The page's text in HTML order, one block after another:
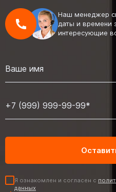
Наш менеджер
даты и времени
интересующие
Я ознакомлен и согласен с
данных